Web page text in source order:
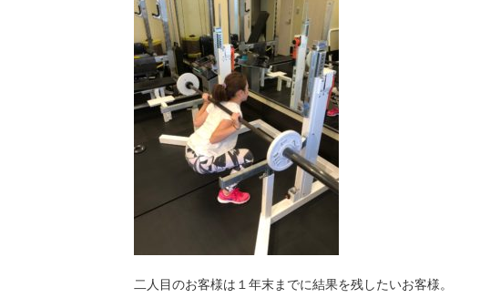
二人目のお客様は１年末までに結果を残したいお客様。